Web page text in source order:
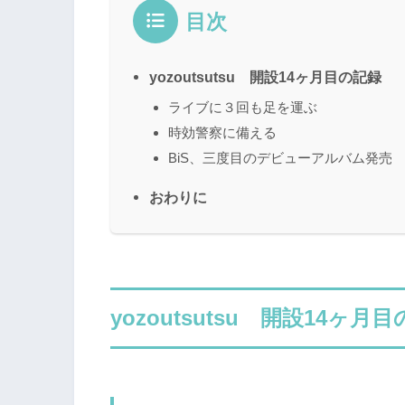
目次
yozoutsutsu 開設14ヶ月目の記録
ライブに３回も足を運ぶ
時効警察に備える
BiS、三度目のデビューアルバム発売
おわりに
yozoutsutsu 開設14ヶ月目